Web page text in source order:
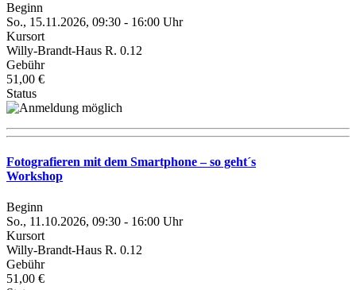
Beginn
So., 15.11.2026, 09:30 - 16:00 Uhr
Kursort
Willy-Brandt-Haus R. 0.12
Gebühr
51,00 €
Status
Fotografieren mit dem Smartphone – so geht´s
Workshop
Beginn
So., 11.10.2026, 09:30 - 16:00 Uhr
Kursort
Willy-Brandt-Haus R. 0.12
Gebühr
51,00 €